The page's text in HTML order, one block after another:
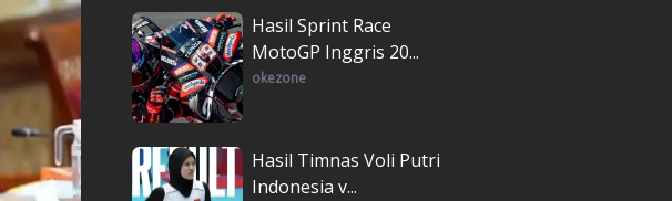
Hasil Sprint Race
MotoGP Inggris 20...
okezone
Hasil Timnas Voli Putri
Indonesia v...